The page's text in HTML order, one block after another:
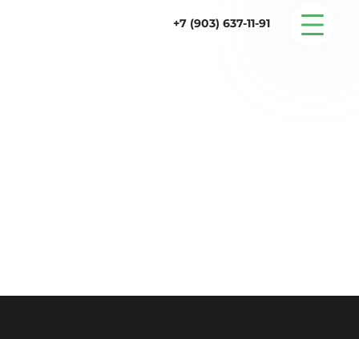
+7 (903) 637-11-91
Статьи